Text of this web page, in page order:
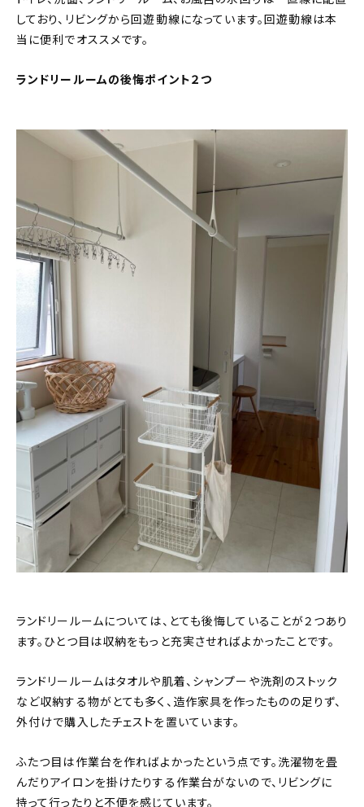
しており、リビングから回遊動線になっています。回遊動線は本
当に便利でオススメです。
ランドリールームの後悔ポイント２つ
ランドリールームについては、とても後悔していることが２つあり
ます。ひとつ目は収納をもっと充実させればよかったことです。
ランドリールームはタオルや肌着、シャンプーや洗剤のストック
など収納する物がとても多く、造作家具を作ったものの足りず、
外付けで購入したチェストを置いています。
ふたつ目は作業台を作ればよかったという点です。洗濯物を畳
んだりアイロンを掛けたりする作業台がないので、リビングに
持って行ったりと不便を感じています。